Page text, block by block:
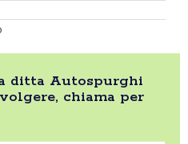
ditta Autospurghi
chiama per